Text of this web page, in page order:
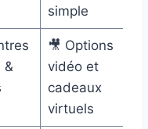
simple
&
🎥 Options
vidéo et
cadeaux
virtuels